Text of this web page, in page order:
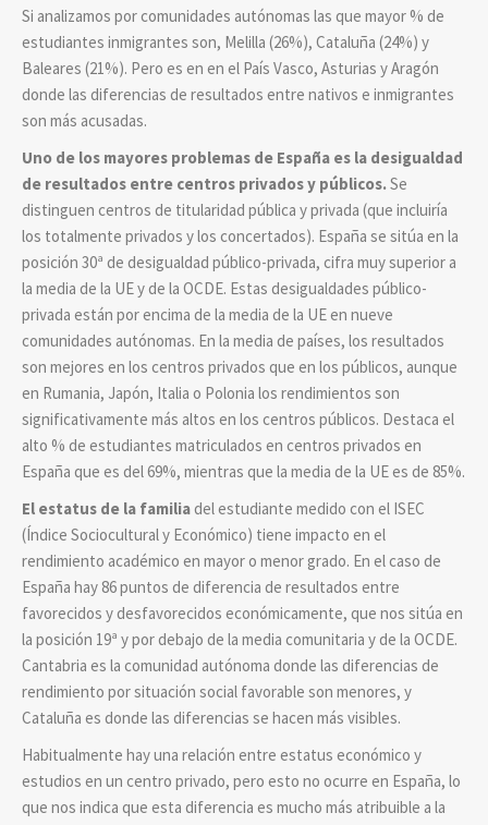
Si analizamos por comunidades autónomas las que mayor % de
estudiantes inmigrantes son, Melilla (26%), Cataluña (24%) y
Baleares (21%). Pero es en en el País Vasco, Asturias y Aragón
donde las diferencias de resultados entre nativos e inmigrantes
son más acusadas.
Uno de los mayores problemas de España es la desigualdad
de resultados entre centros privados y públicos.Se
distinguen centros de titularidad pública y privada (que incluiría
los totalmente privados y los concertados). España se sitúa en la
posición 30ª de desigualdad público-privada, cifra muy superior a
la media de la UE y de la OCDE. Estas desigualdades público-
privada están por encima de la media de la UE en nueve
comunidades autónomas. En la media de países, los resultados
son mejores en los centros privados que en los públicos, aunque
en Rumania, Japón, Italia o Polonia los rendimientos son
significativamente más altos en los centros públicos. Destaca el
alto % de estudiantes matriculados en centros privados en
España que es del 69%, mientras que la media de la UE es de 85%.
El estatus de la familiadel estudiante medido con el ISEC
(Índice Sociocultural y Económico) tiene impacto en el
rendimiento académico en mayor o menor grado. En el caso de
España hay 86 puntos de diferencia de resultados entre
favorecidos y desfavorecidos económicamente, que nos sitúa en
la posición 19ª y por debajo de la media comunitaria y de la OCDE.
Cantabria es la comunidad autónoma donde las diferencias de
rendimiento por situación social favorable son menores, y
Cataluña es donde las diferencias se hacen más visibles.
Habitualmente hay una relación entre estatus económico y
estudios en un centro privado, pero esto no ocurre en España, lo
que nos indica que esta diferencia es mucho más atribuible a la